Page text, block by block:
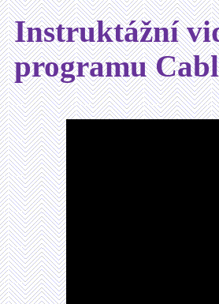
Instruktážní
programu